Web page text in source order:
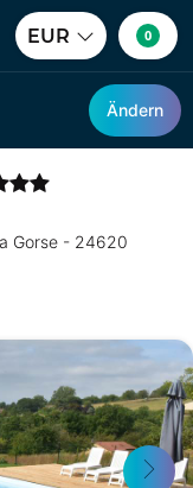
EUR 0
Ändern
Gorse - 24620